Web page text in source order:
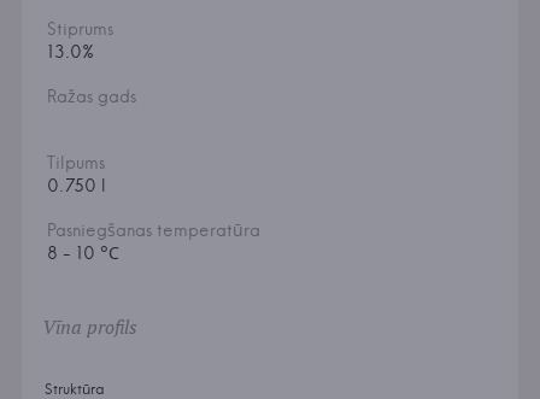
Stiprums
13.0%
Ražas gads
Tilpums
0.750 l
Pasniegšanas temperatūra
8 - 10 °С
Vīna profils
Struktūra